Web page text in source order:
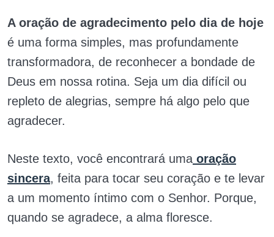
A oração de agradecimento pelo dia de hoje
é uma forma simples, mas profundamente
transformadora, de reconhecer a bondade de
Deus em nossa rotina. Seja um dia difícil ou
repleto de alegrias, sempre há algo pelo que
agradecer.
Neste texto, você encontrará uma oração
sincera, feita para tocar seu coração e te levar
a um momento íntimo com o Senhor. Porque,
quando se agradece, a alma floresce.